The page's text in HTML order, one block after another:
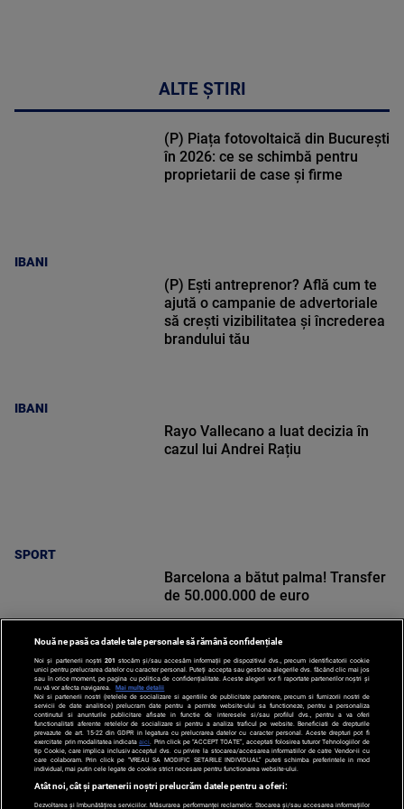
ALTE ȘTIRI
IBANI
(P) Piața fotovoltaică din București
în 2026: ce se schimbă pentru
proprietarii de case și firme
IBANI
(P) Ești antreprenor? Află cum te
ajută o campanie de advertoriale
să crești vizibilitatea și încrederea
brandului tău
SPORT
Rayo Vallecano a luat decizia în
cazul lui Andrei Rațiu
SPORT
Barcelona a bătut palma! Transfer
de 50.000.000 de euro
Nouă ne pasă ca datele tale personale să rămână confidențiale
Noi și partenerii noștri 201 stocăm și/sau accesăm informații pe dispozitivul dvs., precum identificatorii cookie
unici pentru prelucrarea datelor cu caracter personal. Puteți accepta sau gestiona alegerile dvs. făcând clic mai jos
sau în orice moment, pe pagina cu politica de confidențialitate. Aceste alegeri vor fi raportate partenerilor noștri și
nu vă vor afecta navigarea.
Mai multe detalii
Noi si partenerii nostri (retelele de socializare si agentiile de publicitate partenere, precum si furnizorii nostri de
servicii de date analitice) prelucram date pentru a permite website-ului sa functioneze, pentru a personaliza
continutul si anunturile publicitare afisate in functie de interesele si/sau profilul dvs., pentru a va oferi
functionalitati aferente retelelor de socializare si pentru a analiza traficul pe website. Beneficiati de drepturile
prevazute de art. 15-22 din GDPR in legatura cu prelucrarea datelor cu caracter personal. Aceste drepturi pot fi
exercitate prin modalitatea indicataaici . Prin click pe “ACCEPT TOATE”, acceptati folosirea tuturor Tehnologiilor de
tip Cookie, care implica inclusiv acceptul dvs. cu privire la stocarea/accesarea informatiilor de catre Vendor-ii cu
care colaboram. Prin click pe “VREAU SA MODIFIC SETARILE INDIVIDUAL” puteti schimba preferintele in mod
individual, mai putin cele legate de cookie strict necesare pentru functionarea website-ului.
Atât noi, cât și partenerii noștri prelucrăm datele pentru a oferi:
Dezvoltarea și îmbunătățirea serviciilor. Măsurarea performanței reclamelor. Stocarea și/sau accesarea informațiilor